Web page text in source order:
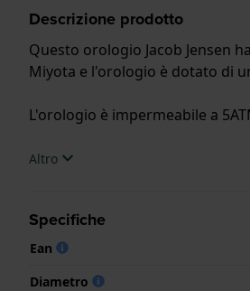
Descrizione prodotto
Questo orologio Jacob Jensen
Miyota e l'orologio è dotato di
L'orologio è impermeabile a
.Altro
Specifiche
Ean
Diametro